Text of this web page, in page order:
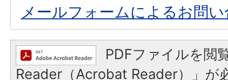
メールフォームによるお問
PDFファイルを閲
Reader（Acrobat Reader）」が